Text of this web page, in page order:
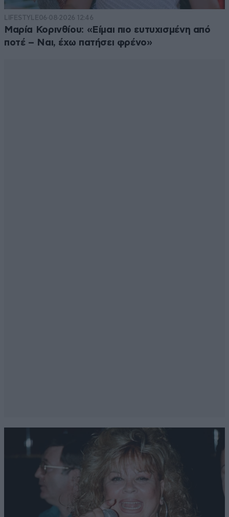
LIFESTYLE06·08·2026 12:46
Μαρία Κορινθίου: «Είμαι πιο ευτυχισμένη από
ποτέ – Ναι, έχω πατήσει φρένο»